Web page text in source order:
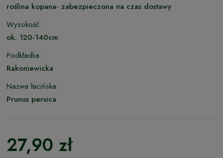
roślina kopana- zabezpieczona na czas dostawy
Wysokość:
ok. 120-140cm
Podkładka:
Rakoniewicka
Nazwa łacińska:
Prunus persica
27,90 zł